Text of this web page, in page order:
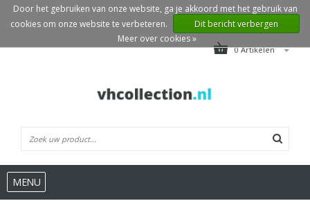
0 Artikelen
MENU
Door het gebruiken van onze website, ga je akkoord met het gebruik van
cookies om onze website te verbeteren.
Dit bericht verbergen
Meer over cookies »